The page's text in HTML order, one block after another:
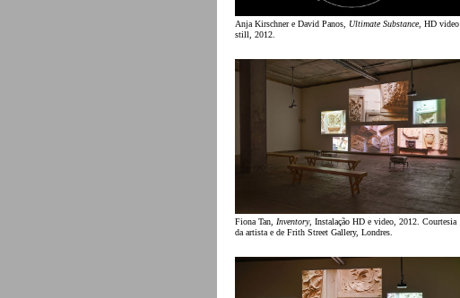
Anja Kirschner e David Panos, Ultimate Substance, HD video
still, 2012.
Fiona Tan, Inventory, Instalação HD e video, 2012. Courtesia
da artista e de Frith Street Gallery, Londres.